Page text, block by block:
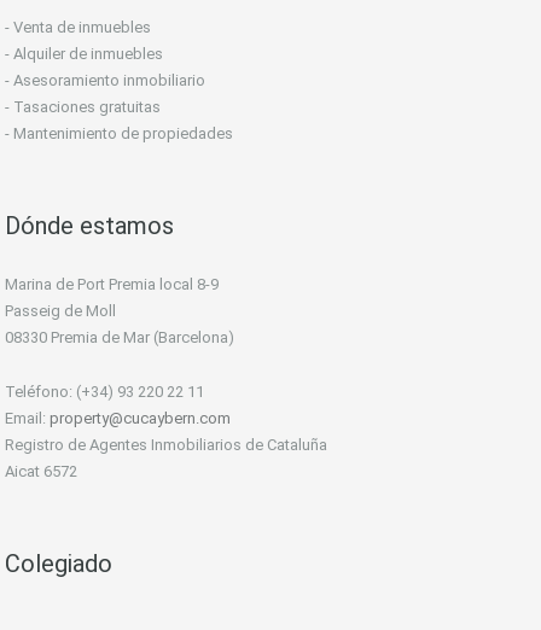
- Venta de inmuebles
- Alquiler de inmuebles
- Asesoramiento inmobiliario
- Tasaciones gratuitas
- Mantenimiento de propiedades
Dónde estamos
Marina de Port Premia local 8-9
Passeig de Moll
08330 Premia de Mar (Barcelona)
Teléfono: (+34) 93 220 22 11
Email: property@cucaybern.com
Registro de Agentes Inmobiliarios de Cataluña
Aicat 6572
Colegiado